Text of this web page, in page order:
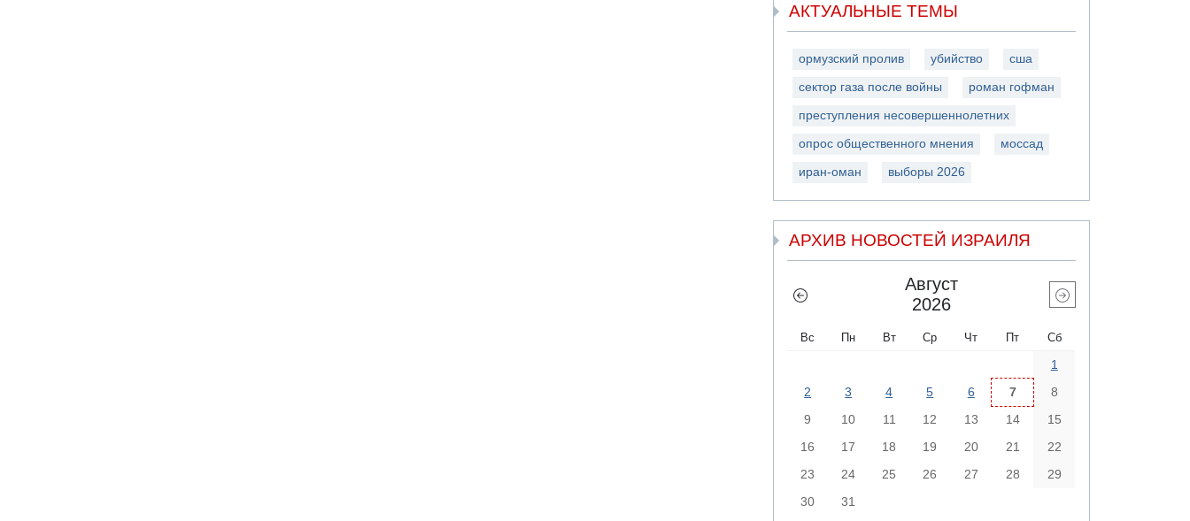
АКТУАЛЬНЫЕ ТЕМЫ
ормузский пролив убийство сша
сектор газа после войны роман гофман
преступления несовершеннолетних
опрос общественного мнения моссад
иран-оман выборы 2026
АРХИВ НОВОСТЕЙ ИЗРАИЛЯ
Август
2026
Вс Пн Вт Ср Чт Пт Сб
1
2
3 4 5 6 7
8
9
10 11 12 13 14
15
16
17 18 19 20 21
22
23
24 25 26 27 28
29
30
31